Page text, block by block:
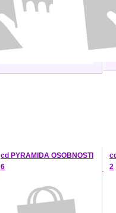
cd PYRAMIDA OSOBNOSTI
6
2